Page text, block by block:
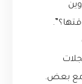
مع بعض.